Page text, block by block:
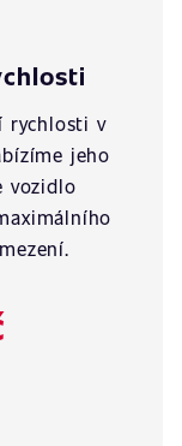
rychlosti v
jeho
vozidlo